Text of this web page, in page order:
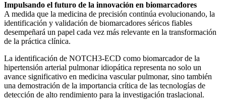
Impulsando el futuro de la innovación en biomarcadores
A medida que la medicina de precisión continúa evolucionando, la
identificación y validación de biomarcadores séricos fiables
desempeñará un papel cada vez más relevante en la transformación
de la práctica clínica.
La identificación de NOTCH3-ECD como biomarcador de la
hipertensión arterial pulmonar idiopática representa no solo un
avance significativo en medicina vascular pulmonar, sino también
una demostración de la importancia crítica de las tecnologías de
detección de alto rendimiento para la investigación traslacional.